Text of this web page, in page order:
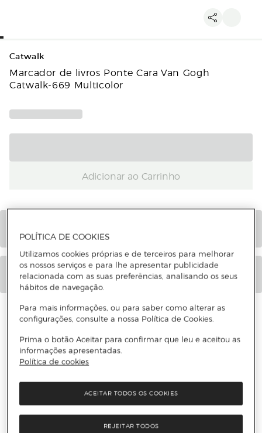
Catwalk
Marcador de livros Ponte Cara Van Gogh
Catwalk-669 Multicolor
Adicionar ao Carrinho
CARACTERÍSTICAS
INFORMAÇÃO DE SEGURANÇA DO PRODUTO
POLÍTICA DE COOKIES
Utilizamos cookies próprias e de terceiros para melhorar
os nossos serviços e para lhe apresentar publicidade
relacionada com as suas preferências, analisando os seus
hábitos de navegação.
Para mais informações, ou para saber como alterar as
configurações, consulte a nossa Política de Cookies.
Prima o botão Aceitar para confirmar que leu e aceitou as
informações apresentadas.
Política de cookies
REJEITAR TODOS
ACEITAR TODOS OS COOKIES